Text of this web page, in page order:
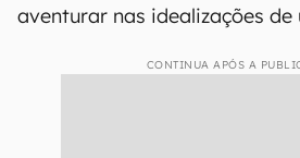
aventurar nas idealizações de
CONTINUA APÓS A